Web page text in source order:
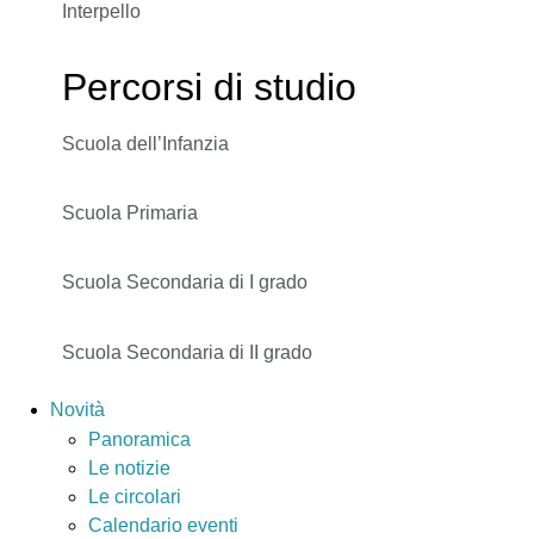
Interpello
Percorsi di studio
Scuola dell’Infanzia
Scuola Primaria
Scuola Secondaria di I grado
Scuola Secondaria di II grado
Novità
Panoramica
Le notizie
Le circolari
Calendario eventi